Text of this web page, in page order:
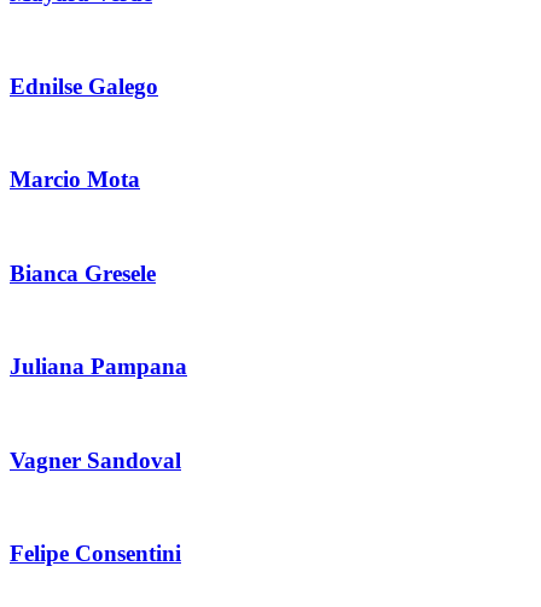
Ednilse Galego
Marcio Mota
Bianca Gresele
Juliana Pampana
Vagner Sandoval
Felipe Consentini